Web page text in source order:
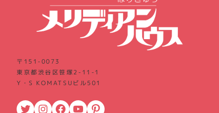
〒151-0073
東京都渋谷区笹塚2-11-1
Y・S KOMATSUビル501
Twitter Instagram Facebook YouTube Pinterest